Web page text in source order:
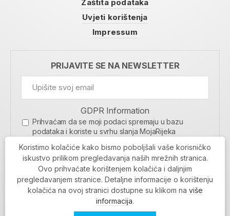
Zaštita podataka
Uvjeti korištenja
Impressum
PRIJAVITE SE NA NEWSLETTER
GDPR Information
Prihvaćam da se moji podaci spremaju u bazu
podataka i koriste u svrhu slanja MojaRijeka
MOJARIJEKA NEWSLETTER
PRIJAVI SE
Koristimo kolačiće kako bismo poboljšali vaše korisničko
iskustvo prilikom pregledavanja naših mrežnih stranica.
Ovo prihvaćate korištenjem kolačića i daljnjim
pregledavanjem stranice. Detaljne informacije o korištenju
kolačića na ovoj stranici dostupne su klikom na više
informacija.